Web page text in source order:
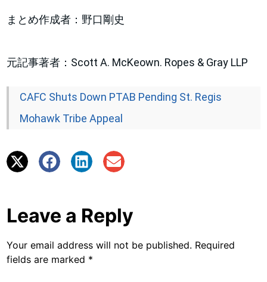
まとめ作成者：野口剛史
元記事著者：Scott A. McKeown. Ropes & Gray LLP
CAFC Shuts Down PTAB Pending St. Regis
Mohawk Tribe Appeal
Leave a Reply
Your email address will not be published. Required
fields are marked *